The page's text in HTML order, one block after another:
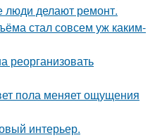
люди делают ремонт.
стал совсем уж каким-
реорганизовать
пола меняет ощущения
интерьер.